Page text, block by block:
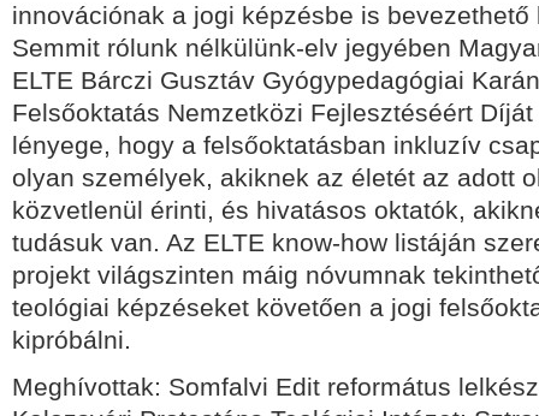
innovációnak a jogi képzésbe is
Semmit rólunk nélkülünk-elv jegyében
ELTE Bárczi Gusztáv Gyógypedagógiai
Felsőoktatás Nemzetközi Fejlesztéséért
lényege, hogy a felsőoktatásban inkluzív
olyan személyek, akiknek az életét az adott
közvetlenül érinti, és hivatásos oktatók,
tudásuk van. Az ELTE know-how listáján
projekt világszinten máig nóvumnak
teológiai képzéseket követően a jogi
kipróbálni.
Meghívottak: Somfalvi Edit református